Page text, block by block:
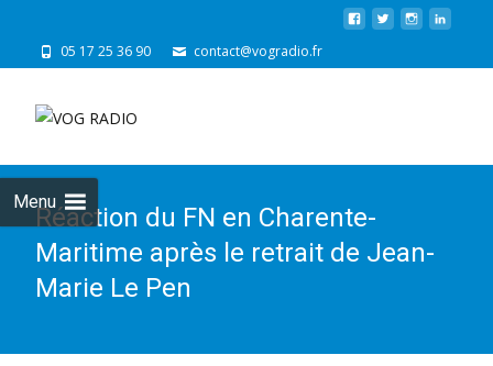
05 17 25 36 90 contact@vogradio.fr
Menu
Réaction du FN en Charente-
Maritime après le retrait de Jean-
Marie Le Pen